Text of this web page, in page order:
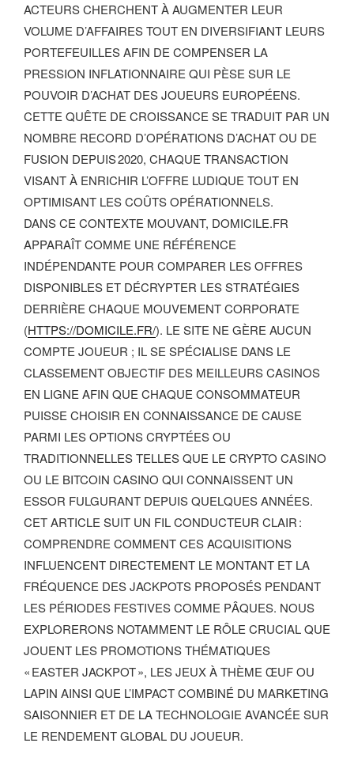
ACTEURS CHERCHENT À AUGMENTER LEUR
VOLUME D’AFFAIRES TOUT EN DIVERSIFIANT LEURS
PORTEFEUILLES AFIN DE COMPENSER LA
PRESSION INFLATIONNAIRE QUI PÈSE SUR LE
POUVOIR D’ACHAT DES JOUEURS EUROPÉENS.
CETTE QUÊTE DE CROISSANCE SE TRADUIT PAR UN
NOMBRE RECORD D’OPÉRATIONS D’ACHAT OU DE
FUSION DEPUIS 2020, CHAQUE TRANSACTION
VISANT À ENRICHIR L’OFFRE LUDIQUE TOUT EN
OPTIMISANT LES COÛTS OPÉRATIONNELS.
DANS CE CONTEXTE MOUVANT, DOMICILE.FR
APPARAÎT COMME UNE RÉFÉRENCE
INDÉPENDANTE POUR COMPARER LES OFFRES
DISPONIBLES ET DÉCRYPTER LES STRATÉGIES
DERRIÈRE CHAQUE MOUVEMENT CORPORATE
(HTTPS://DOMICILE.FR/). LE SITE NE GÈRE AUCUN
COMPTE JOUEUR ; IL SE SPÉCIALISE DANS LE
CLASSEMENT OBJECTIF DES MEILLEURS CASINOS
EN LIGNE AFIN QUE CHAQUE CONSOMMATEUR
PUISSE CHOISIR EN CONNAISSANCE DE CAUSE
PARMI LES OPTIONS CRYPTÉES OU
TRADITIONNELLES TELLES QUE LE CRYPTO CASINO
OU LE BITCOIN CASINO QUI CONNAISSENT UN
ESSOR FULGURANT DEPUIS QUELQUES ANNÉES.
CET ARTICLE SUIT UN FIL CONDUCTEUR CLAIR :
COMPRENDRE COMMENT CES ACQUISITIONS
INFLUENCENT DIRECTEMENT LE MONTANT ET LA
FRÉQUENCE DES JACKPOTS PROPOSÉS PENDANT
LES PÉRIODES FESTIVES COMME PÂQUES. NOUS
EXPLORERONS NOTAMMENT LE RÔLE CRUCIAL QUE
JOUENT LES PROMOTIONS THÉMATIQUES
« EASTER JACKPOT », LES JEUX À THÈME ŒUF OU
LAPIN AINSI QUE L’IMPACT COMBINÉ DU MARKETING
SAISONNIER ET DE LA TECHNOLOGIE AVANCÉE SUR
LE RENDEMENT GLOBAL DU JOUEUR.